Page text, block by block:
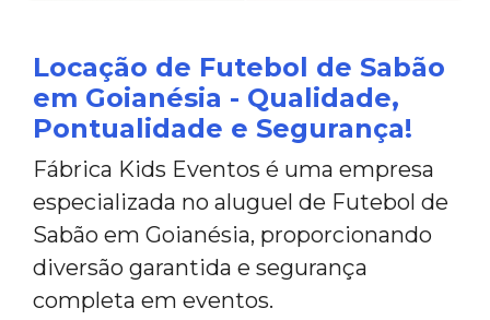
Locação de Futebol de Sabão
em Goianésia - Qualidade,
Pontualidade e Segurança!
Fábrica Kids Eventos é uma empresa
especializada no aluguel de Futebol de
Sabão em Goianésia, proporcionando
diversão garantida e segurança
completa em eventos.